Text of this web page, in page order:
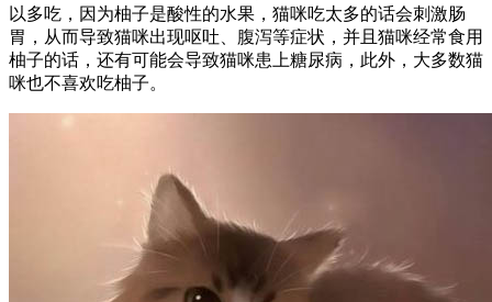
以多吃，因为柚子是酸性的水果，猫咪吃太多的话会刺激肠
胃，从而导致猫咪出现呕吐、腹泻等症状，并且猫咪经常食用
柚子的话，还有可能会导致猫咪患上糖尿病，此外，大多数猫
咪也不喜欢吃柚子。